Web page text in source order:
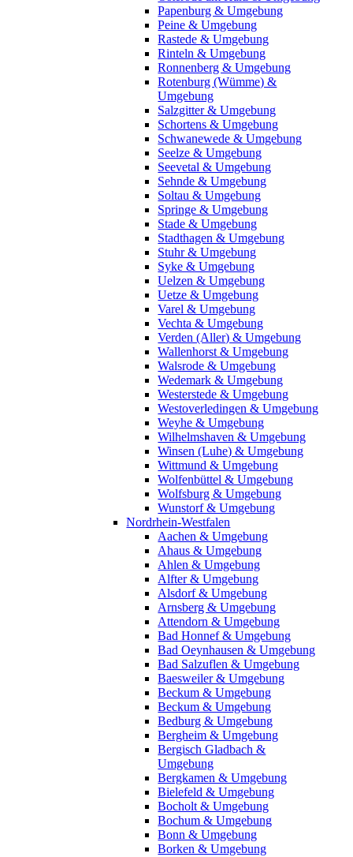
Papenburg & Umgebung
Peine & Umgebung
Rastede & Umgebung
Rinteln & Umgebung
Ronnenberg & Umgebung
Rotenburg (Wümme) &
Umgebung
Salzgitter & Umgebung
Schortens & Umgebung
Schwanewede & Umgebung
Seelze & Umgebung
Seevetal & Umgebung
Sehnde & Umgebung
Soltau & Umgebung
Springe & Umgebung
Stade & Umgebung
Stadthagen & Umgebung
Stuhr & Umgebung
Syke & Umgebung
Uelzen & Umgebung
Uetze & Umgebung
Varel & Umgebung
Vechta & Umgebung
Verden (Aller) & Umgebung
Wallenhorst & Umgebung
Walsrode & Umgebung
Wedemark & Umgebung
Westerstede & Umgebung
Westoverledingen & Umgebung
Weyhe & Umgebung
Wilhelmshaven & Umgebung
Winsen (Luhe) & Umgebung
Wittmund & Umgebung
Wolfenbüttel & Umgebung
Wolfsburg & Umgebung
Wunstorf & Umgebung
Nordrhein-Westfalen
Aachen & Umgebung
Ahaus & Umgebung
Ahlen & Umgebung
Alfter & Umgebung
Alsdorf & Umgebung
Arnsberg & Umgebung
Attendorn & Umgebung
Bad Honnef & Umgebung
Bad Oeynhausen & Umgebung
Bad Salzuflen & Umgebung
Baesweiler & Umgebung
Beckum & Umgebung
Beckum & Umgebung
Bedburg & Umgebung
Bergheim & Umgebung
Bergisch Gladbach &
Umgebung
Bergkamen & Umgebung
Bielefeld & Umgebung
Bocholt & Umgebung
Bochum & Umgebung
Bonn & Umgebung
Borken & Umgebung